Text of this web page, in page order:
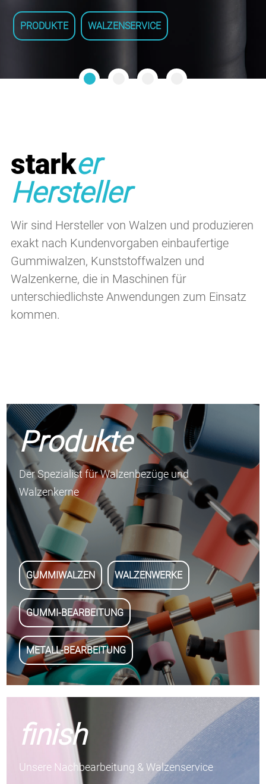
PRODUKTE WALZENSERVICE
WALZENSERVICE
MEHR ERFAHREN
UNTERNEHMEN
starker
Hersteller
Wir sind Hersteller von Walzen und produzieren
exakt nach Kundenvorgaben einbaufertige
Gummiwalzen, Kunststoffwalzen und
Walzenkerne, die in Maschinen für
unterschiedlichste Anwendungen zum Einsatz
kommen.
Produkte
Der Spezialist für Walzenbezüge und
Walzenkerne
GUMMIWALZEN WALZENWERKE
GUMMI-BEARBEITUNG
METALL-BEARBEITUNG
finish
Unsere Nachbearbeitung & Walzenservice